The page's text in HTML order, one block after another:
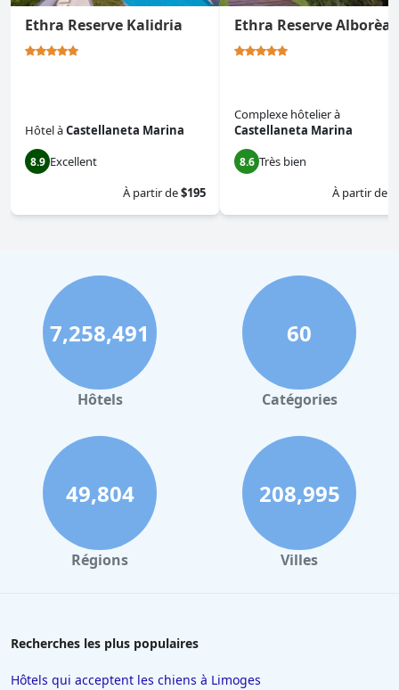
Ethra Reserve Kalidria
HôtelàCastellaneta Marina
8.9 Excellent
À partir de$195
Ethra Reserve Alborèa
Complexe hôtelierà
Castellaneta Marina
8.6 Très bien
À partir de
7,258,491
Hôtels
60
Catégories
49,804
Régions
208,995
Villes
Recherches les plus populaires
Hôtels qui acceptent les chiens à Limoges